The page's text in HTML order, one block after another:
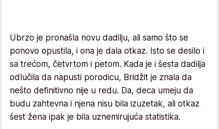
Ubrzo je pronašla novu dadilju, ali samo što se
ponovo opustila, i ona je dala otkaz. Isto se desilo i
sa trećom, četvrtom i petom. Kada je i šesta dadilja
odlučila da napusti porodicu, Bridžit je znala da
nešto definitivno nije u redu. Da, deca umeju da
budu zahtevna i njena nisu bila izuzetak, ali otkaz
šest žena ipak je bila uznemirujuća statistika.